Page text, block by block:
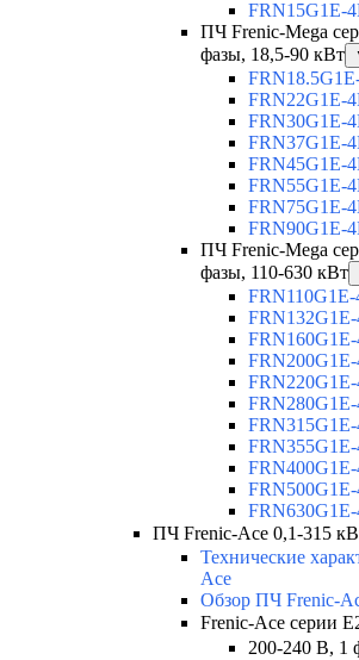
FRN15G1E-
ПЧ Frenic-Mega
фазы, 18,5-90 кВт
FRN22G1E-
FRN30G1E-
FRN37G1E-
FRN45G1E-
FRN55G1E-
FRN75G1E-
FRN90G1E-
ПЧ Frenic-Mega
фазы, 110-630 кВт
ПЧ Frenic-Ace 0,1-315
Технические
Ace
Обзор ПЧ Frenic-
Frenic-Ace серии
200-240 В, 1